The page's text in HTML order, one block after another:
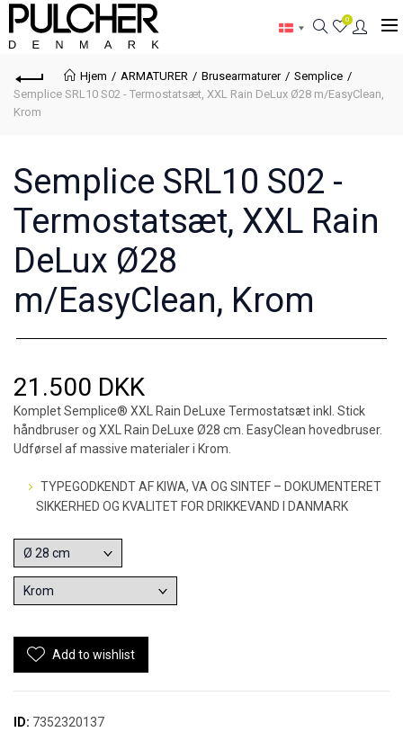
0
Hjem ARMATURER Brusearmaturer
Semplice
Semplice SRL10 S02 - Termostatsæt, XXL Rain DeLux Ø28 m/EasyClean,
Krom
Semplice SRL10 S02 -
Termostatsæt, XXL Rain
DeLux Ø28
m/EasyClean, Krom
21.500 DKK
Komplet Semplice® XXL Rain DeLuxe Termostatsæt inkl. Stick
håndbruser og XXL Rain DeLuxe Ø28 cm. EasyClean hovedbruser.
Udførsel af massive materialer i Krom.
TYPEGODKENDT AF KIWA, VA OG SINTEF – DOKUMENTERET
SIKKERHED OG KVALITET FOR DRIKKEVAND I DANMARK
Add to wishlist
ID: 7352320137